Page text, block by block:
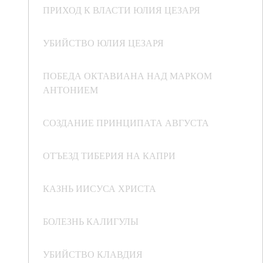
ПРИХОД К ВЛАСТИ ЮЛИЯ ЦЕЗАРЯ
УБИЙСТВО ЮЛИЯ ЦЕЗАРЯ
ПОБЕДА ОКТАВИАНА НАД МАРКОМ
АНТОНИЕМ
СОЗДАНИЕ ПРИНЦИПАТА АВГУСТА
ОТЪЕЗД ТИБЕРИЯ НА КАПРИ
КАЗНЬ ИИСУСА ХРИСТА
БОЛЕЗНЬ КАЛИГУЛЫ
УБИЙСТВО КЛАВДИЯ